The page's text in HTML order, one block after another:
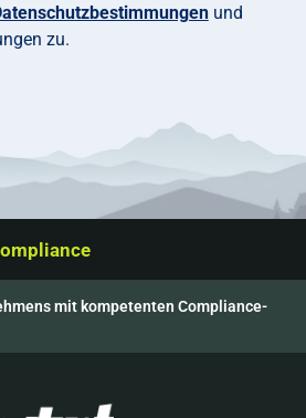
und
zu.
mit kompetenten Compliance-